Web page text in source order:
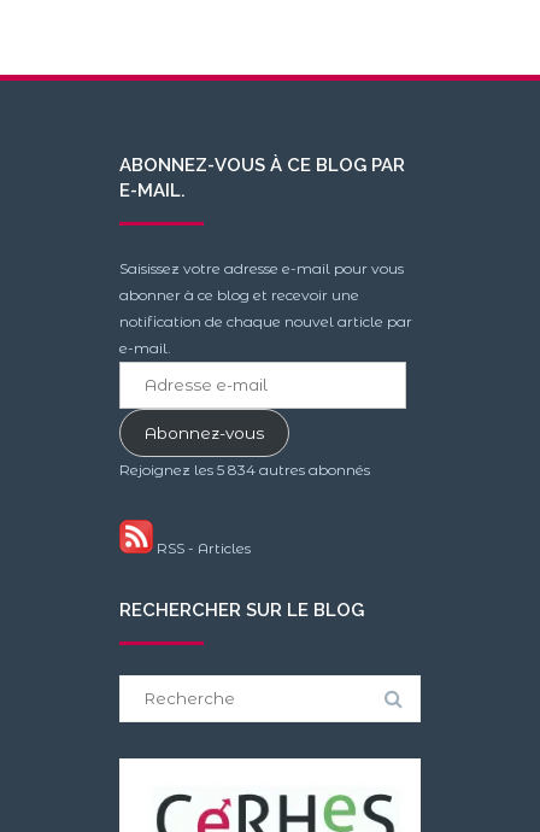
ABONNEZ-VOUS À CE BLOG PAR
E-MAIL.
Saisissez votre adresse e-mail pour vous
abonner à ce blog et recevoir une
notification de chaque nouvel article par
e-mail.
mailAbonnez-vous
Rejoignez les 5 834 autres abonnés
RSS - Articles
RECHERCHER SUR LE BLOG